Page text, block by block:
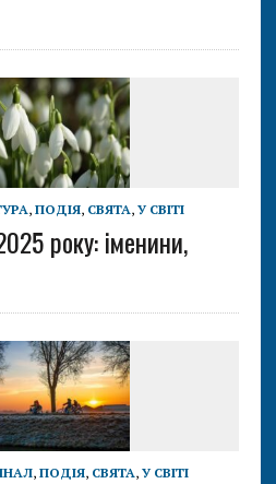
, ПОДІЯ, СВЯТА, У СВІТІ
року: іменини,
, ПОДІЯ, СВЯТА, У СВІТІ